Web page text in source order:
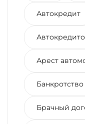
Автокредит
Арест
Брачный